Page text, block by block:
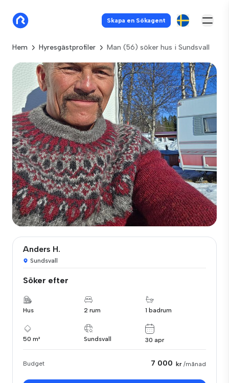
Skapa en Sökagent
Hem Hyresgästprofiler Man (56) söker hus i Sundsvall
Anders H.
Sundsvall
Söker efter
Hus 2 rum 1 badrum
50 m² Sundsvall 30 apr
Budget 7 000 kr /månad